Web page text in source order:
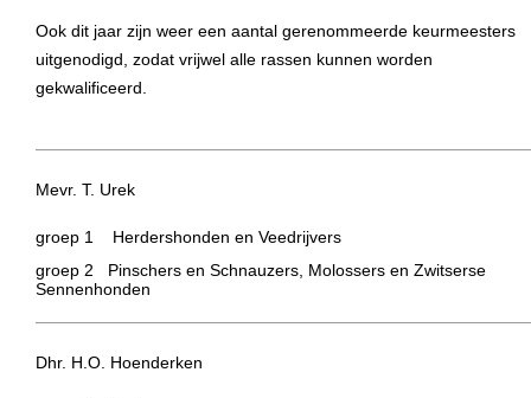
Ook dit jaar zijn weer een aantal gerenommeerde keurmeesters
uitgenodigd, zodat vrijwel alle rassen kunnen worden
gekwalificeerd.
Mevr. T. Urek
groep 1 Herdershonden en Veedrijvers
groep 2 Pinschers en Schnauzers, Molossers en Zwitserse
Sennenhonden
Dhr. H.O. Hoenderken